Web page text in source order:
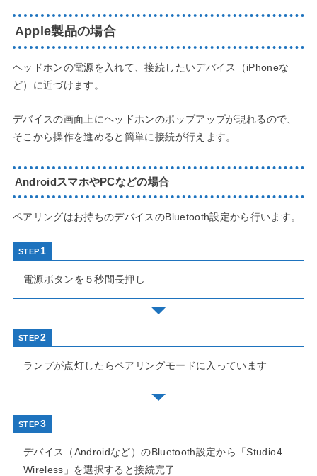
Apple製品の場合
ヘッドホンの電源を入れて、接続したいデバイス（iPhoneな
ど）に近づけます。
デバイスの画面上にヘッドホンのポップアップが現れるので、
そこから操作を進めると簡単に接続が行えます。
AndroidスマホやPCなどの場合
ペアリングはお持ちのデバイスのBluetooth設定から行います。
STEP
電源ボタンを５秒間長押し
STEP
ランプが点灯したらペアリングモードに入っています
STEP
デバイス（Androidなど）のBluetooth設定から「Studio4
Wireless」を選択すると接続完了